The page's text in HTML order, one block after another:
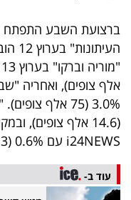
ברצועת השבע התפתח
(14.6 אלף צופים),
i24NEWS עם 0.6% (13 אלף צופים).
עוד ב-